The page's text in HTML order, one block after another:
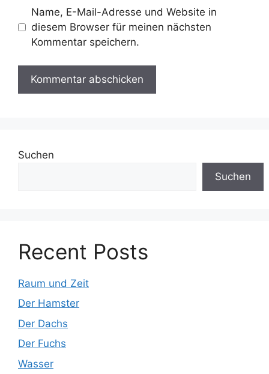
Name, E-Mail-Adresse und Website in
diesem Browser für meinen nächsten
Kommentar speichern.
Suchen
Suchen
Recent Posts
Raum und Zeit
Der Hamster
Der Dachs
Der Fuchs
Wasser